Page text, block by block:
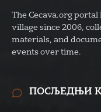
The Cecava.org
village since 2006,
materials, and
events over time.
ПОСЉЕДЊИ